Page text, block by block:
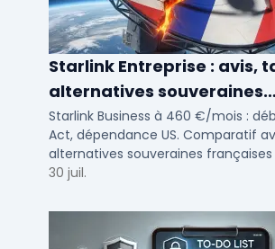
Starlink Entreprise : avis,
alternatives souveraines
françaises 2026
Starlink Business à 460 €/mois :
Act, dépendance US. Comparatif
alternatives souveraines françaises
ETI multi-sites. Avis terrain et
30 juil.